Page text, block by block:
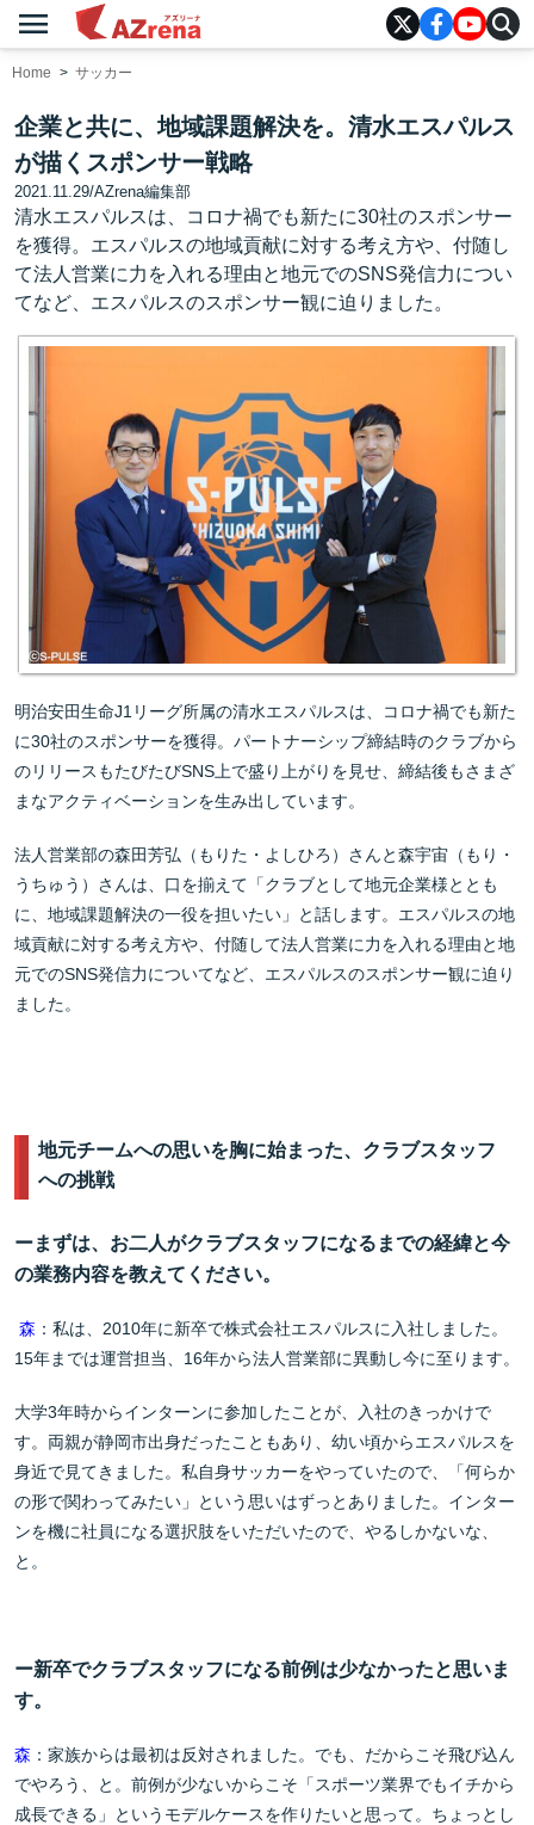
menu
Home サッカー
企業と共に、地域課題解決を。清水エスパルス
が描くスポンサー戦略
2021.11.29/AZrena編集部
清水エスパルスは、コロナ禍でも新たに30社のスポンサー
を獲得。エスパルスの地域貢献に対する考え方や、付随し
て法人営業に力を入れる理由と地元でのSNS発信力につい
てなど、エスパルスのスポンサー観に迫りました。
明治安田生命J1リーグ所属の清水エスパルスは、コロナ禍でも新た
に30社のスポンサーを獲得。パートナーシップ締結時のクラブから
のリリースもたびたびSNS上で盛り上がりを見せ、締結後もさまざ
まなアクティベーションを生み出しています。
法人営業部の森田芳弘（もりた・よしひろ）さんと森宇宙（もり・
うちゅう）さんは、口を揃えて「クラブとして地元企業様ととも
に、地域課題解決の一役を担いたい」と話します。エスパルスの地
域貢献に対する考え方や、付随して法人営業に力を入れる理由と地
元でのSNS発信力についてなど、エスパルスのスポンサー観に迫り
ました。
地元チームへの思いを胸に始まった、クラブスタッフ
への挑戦
ーまずは、お二人がクラブスタッフになるまでの経緯と今
の業務内容を教えてください。
森 ：私は、2010年に新卒で株式会社エスパルスに入社しました。
15年までは運営担当、16年から法人営業部に異動し今に至ります。
大学3年時からインターンに参加したことが、入社のきっかけで
す。両親が静岡市出身だったこともあり、幼い頃からエスパルスを
身近で見てきました。私自身サッカーをやっていたので、「何らか
の形で関わってみたい」という思いはずっとありました。インター
ンを機に社員になる選択肢をいただいたので、やるしかないな、
と。
ー新卒でクラブスタッフになる前例は少なかったと思いま
す。
森 ：家族からは最初は反対されました。でも、だからこそ飛び込ん
でやろう、と。前例が少ないからこそ「スポーツ業界でもイチから
成長できる」というモデルケースを作りたいと思って。ちょっとし